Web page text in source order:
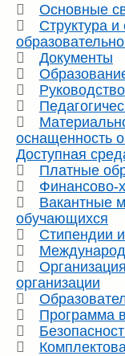
Основные
Структура
Документы
Руководство
оснащенность
Доступная
Платные
Финансово-
Вакантные
обучающихся
Стипендии
организации
Программа